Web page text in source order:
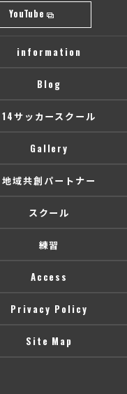
YouTube
information
Blog
14サッカースクール
Gallery
地域共創パートナー
スクール
練習
Access
Privacy Policy
Site Map